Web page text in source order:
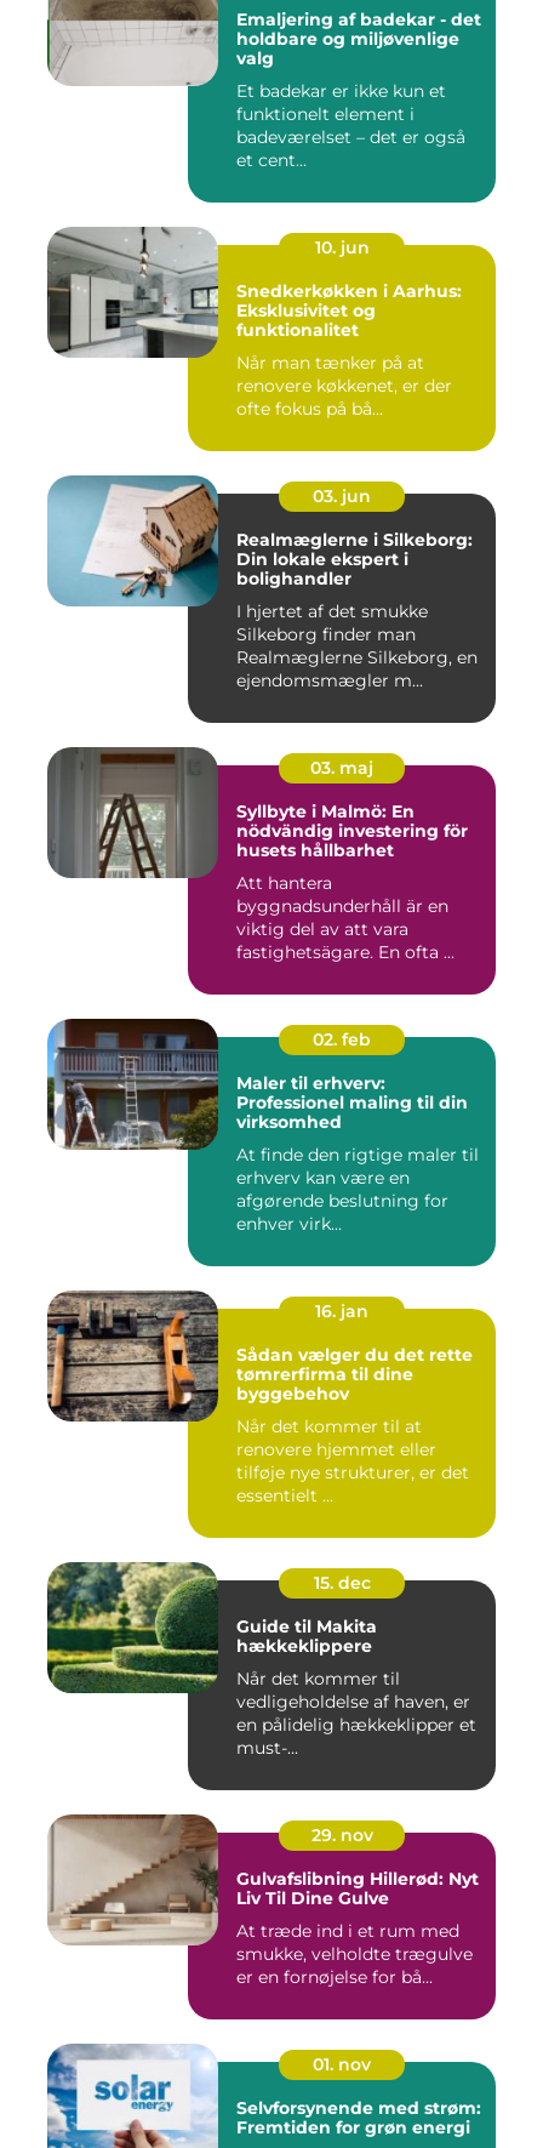
Emaljering af badekar - det
holdbare og miljøvenlige
valg
Et badekar er ikke kun et
funktionelt element i
badeværelset – det er også
et cent...
10. jun
Snedkerkøkken i Aarhus:
Eksklusivitet og
funktionalitet
Når man tænker på at
renovere køkkenet, er der
ofte fokus på bå...
03. jun
Realmæglerne i Silkeborg:
Din lokale ekspert i
bolighandler
I hjertet af det smukke
Silkeborg finder man
Realmæglerne Silkeborg, en
ejendomsmægler m...
03. maj
Syllbyte i Malmö: En
nödvändig investering för
husets hållbarhet
Att hantera
byggnadsunderhåll är en
viktig del av att vara
fastighetsägare. En ofta ...
02. feb
Maler til erhverv:
Professionel maling til din
virksomhed
At finde den rigtige maler til
erhverv kan være en
afgørende beslutning for
enhver virk...
16. jan
Sådan vælger du det rette
tømrerfirma til dine
byggebehov
Når det kommer til at
renovere hjemmet eller
tilføje nye strukturer, er det
essentielt ...
15. dec
Guide til Makita
hækkeklippere
Når det kommer til
vedligeholdelse af haven, er
en pålidelig hækkeklipper et
must-...
29. nov
Gulvafslibning Hillerød: Nyt
Liv Til Dine Gulve
At træde ind i et rum med
smukke, velholdte trægulve
er en fornøjelse for bå...
01. nov
Selvforsynende med strøm:
Fremtiden for grøn energi